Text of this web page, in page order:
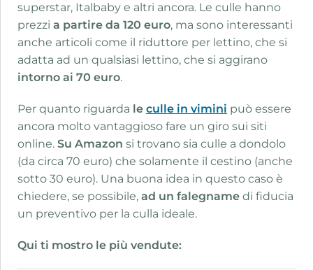
superstar, Italbaby e altri ancora. Le culle hanno
prezzi a partire da 120 euro, ma sono interessanti
anche articoli come il riduttore per lettino, che si
adatta ad un qualsiasi lettino, che si aggirano
intorno ai 70 euro.
Per quanto riguarda le culle in vimini può essere
ancora molto vantaggioso fare un giro sui siti
online. Su Amazon si trovano sia culle a dondolo
(da circa 70 euro) che solamente il cestino (anche
sotto 30 euro). Una buona idea in questo caso è
chiedere, se possibile, ad un falegname di fiducia
un preventivo per la culla ideale.
Qui ti mostro le più vendute: